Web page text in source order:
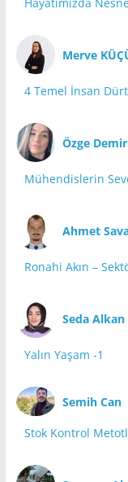
Merve
4 Temel İnsan
Özge
Mühendislerin
Ahmet
Ronahi Akın –
Seda Alkan
Yalın Yaşam -1
Semih Can
Stok Kontrol